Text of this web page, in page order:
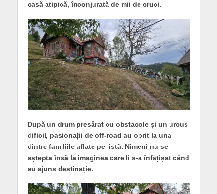
casă atipică, înconjurată de mii de cruci.
După un drum presărat cu obstacole și un urcuș
dificil, pasionații de off-road au oprit la una
dintre familiile aflate pe listă. Nimeni nu se
aștepta însă la imaginea care li s-a înfățișat când
au ajuns destinație.